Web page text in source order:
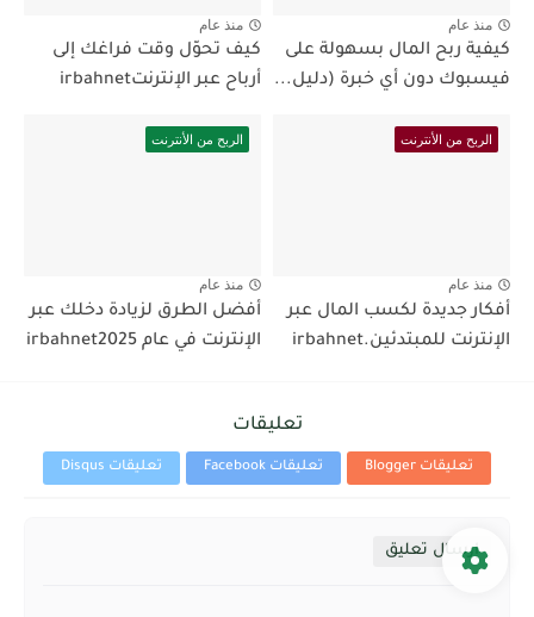
منذ عام
كيفية ربح المال بسهولة على
فيسبوك دون أي خبرة (دليل...
منذ عام
كيف تحوّل وقت فراغك إلى
أرباح عبر الإنترنتirbahnet
الربح من الأنترنت
منذ عام
أفكار جديدة لكسب المال عبر
الإنترنت للمبتدئين.irbahnet
الربح من الأنترنت
منذ عام
أفضل الطرق لزيادة دخلك عبر
الإنترنت في عام irbahnet2025
تعليقات
تعليقات Blogger تعليقات Facebook تعليقات Disqus
إرسال تعليق